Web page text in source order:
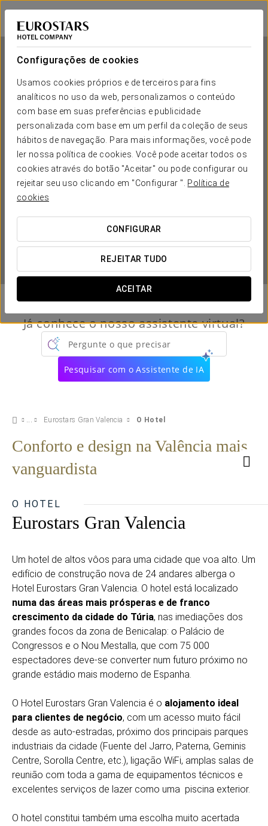
Configurações de cookies
Usamos cookies próprios e de terceiros para fins
analíticos no uso da web, personalizamos o conteúdo
com base em suas preferências e publicidade
personalizada com base em um perfil da coleção de seus
hábitos de navegação. Para mais informações, você pode
ler nossa política de cookies. Você pode aceitar todos os
cookies através do botão "Aceitar" ou pode configurar ou
rejeitar seu uso clicando em "Configurar ". Política de
cookies
CONFIGURAR
REJEITAR TUDO
ACEITAR
Eurostars Gran Valencia
VALÊNCIA
Eurostars Gran Valencia
VALÊNCIA
QUANDO QUER IR?
Já conhece o nosso assistente virtual?
Pergunte o que precisar
Pesquisar com o Assistente de IA
Eurostars Gran Valencia O Hotel
Conforto e design na Valência mais
vanguardista
O HOTEL
Eurostars Gran Valencia
Um hotel de altos vôos para uma cidade que voa alto. Um
edifício de construção nova de 24 andares alberga o
Hotel Eurostars Gran Valencia. O hotel está localizado
numa das áreas mais prósperas e de franco
crescimento da cidade do Túria, nas imediações dos
grandes focos da zona de Benicalap: o Palácio de
Congressos e o Nou Mestalla, que com 75 000
espectadores deve-se converter num futuro próximo no
grande estádio mais moderno de Espanha.
O Hotel Eurostars Gran Valencia é o alojamento ideal
para clientes de negócio, com um acesso muito fácil
desde as auto-estradas, próximo dos principais parques
industriais da cidade (Fuente del Jarro, Paterna, Geminis
Centre, Sorolla Centre, etc.), ligação WiFi, amplas salas de
reunião com toda a gama de equipamentos técnicos e
excelentes serviços de lazer como uma piscina exterior.
O hotel constitui também uma escolha muito acertada